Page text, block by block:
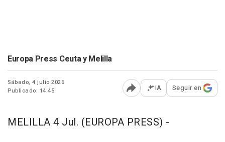
Europa Press Ceuta y Melilla
Sábado, 4 julio 2026
Publicado: 14:45
Abrir opciones para
IA Seguir en
MELILLA 4 Jul. (EUROPA PRESS) -